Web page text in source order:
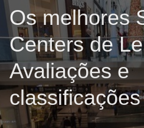
Os melhores
Centers de
Avaliações e
classificações